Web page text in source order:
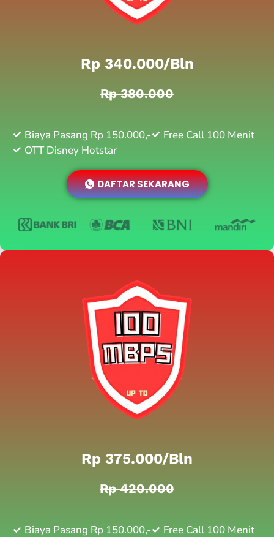
Rp 340.000/bln
Rp 380.000
Biaya Pasang Rp 150.000,-
Free Call 100 Menit
OTT Disney Hotstar
DAFTAR SEKARANG
Rp 375.000/bln
Rp 420.000
Biaya Pasang Rp 150.000,- Free Call 100 Menit